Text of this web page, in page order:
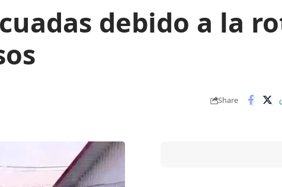
debido a la
Share